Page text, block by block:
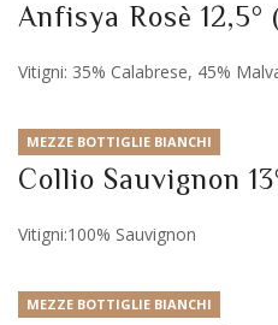
Anfisya Rosè
Vitigni: 35% Calabrese, 45%
MEZZE BOTTIGLIE BIANCHI
Collio Sauvignon
Vitigni:100% Sauvignon
MEZZE BOTTIGLIE BIANCHI